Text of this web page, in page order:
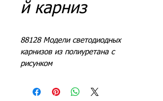
й карниз
88128 Модели светодиодных
карнизов из полиуретана с
рисунком